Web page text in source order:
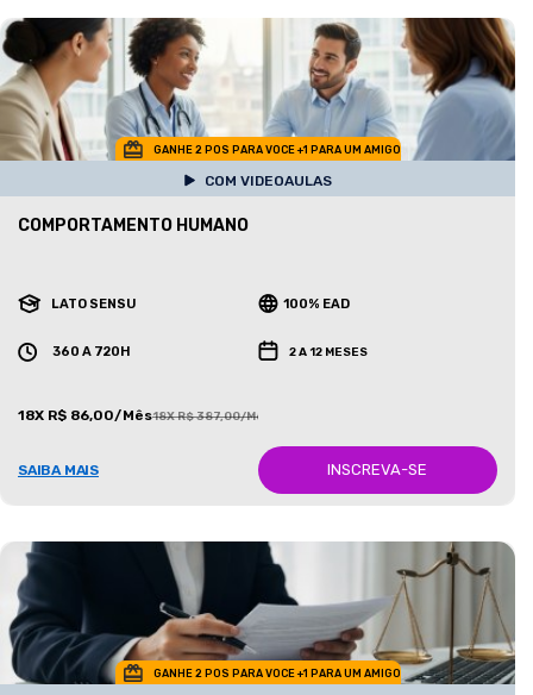
GANHE 2 POS PARA VOCE +1 PARA UM AMIGO
COM VIDEOAULAS
COMPORTAMENTO HUMANO
LATO SENSU 100% EAD
360 A 720H 2 A 12 MESES
18X R$ 86,00/Mês18X R$ 387,00/Mês
SAIBA MAIS INSCREVA-SE
GANHE 2 POS PARA VOCE +1 PARA UM AMIGO